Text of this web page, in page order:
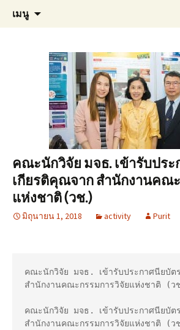
MT KMUTT
Materials Technology, KMUTT
เมนู
คณะนักวิจัย มจธ. เข้ารับปร
เกียรติคุณจาก สำนักงานคณ
แห่งชาติ (วช.)
มิถุนายน 1, 2018 activity Purit
คณะนักวิจัย มจธ. เข้ารับประกาศนียบัต
สำนักงานคณะกรรมการวิจัยแห่งชาติ (
คณะนักวิจัย มจธ. เข้ารับประกาศนียบัต
สำนักงานคณะกรรมการวิจัยแห่งชาติ (